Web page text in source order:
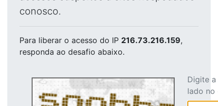
conosco.
Para liberar o acesso do IP 216.73.216.159,
responda ao desafio abaixo.
Digite
lado no